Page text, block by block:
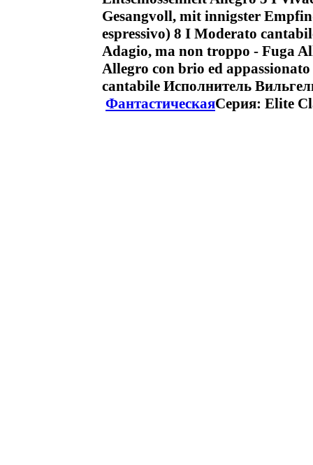
Gesangvoll, mit innigster
espressivo) 8 I Moderato
Adagio, ma non troppo - Fuga
Allegro con brio ed
cantabile Исполнитель
ФантастическаяСерия: Elite